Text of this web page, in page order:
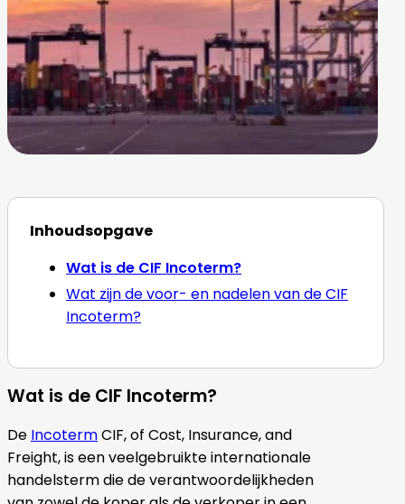
Inhoudsopgave
Wat is de CIF Incoterm?
Wat zijn de voor- en nadelen van de CIF
Incoterm?
Wat is de CIF Incoterm?
De IncotermCIF, of Cost, Insurance, and
Freight, is een veelgebruikte internationale
handelsterm die de verantwoordelijkheden